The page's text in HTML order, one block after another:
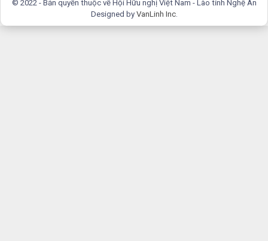
© 2022 - Bản quyền thuộc về Hội Hữu nghị Việt Nam - Lào tỉnh Nghệ An
Designed by VanLinh Inc.